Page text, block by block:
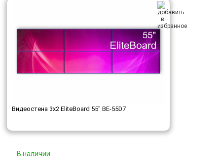
Видеостена 3x2 EliteBoard 55" BE-55D7
В наличии